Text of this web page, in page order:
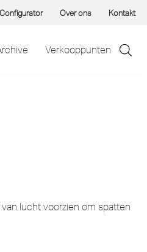
Configurator Over ons Kontakt
Verkooppunten
lucht voorzien om spatten